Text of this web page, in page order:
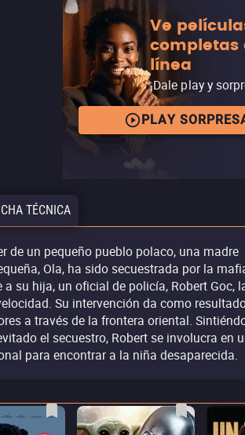
Ve
completas
línea
¡Dale play y
PLAY
TÉCNICA
de un pequeño pueblo polaco, una madre
Ola, ha sido secuestrada por la
su hija, un oficial de policía, Robert Goc,
Su intervención da como
a través de la frontera oriental.
el secuestro, Robert se involucra en
para encontrar a la niña desaparecida.